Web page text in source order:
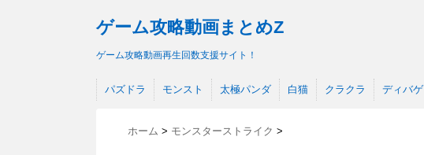
ゲーム攻略動画まとめZ
ゲーム攻略動画再生回数支援サイト！
パズドラ モンスト 太極パンダ 白猫 クラクラ ディバゲ
ホーム > モンスターストライク >